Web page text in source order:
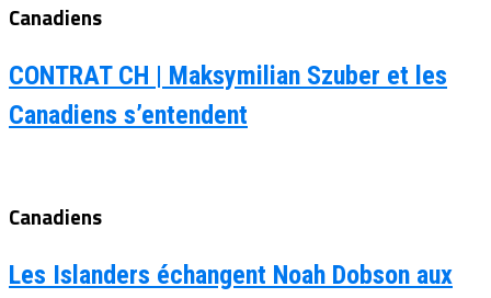
Canadiens
CONTRAT CH | Maksymilian Szuber et les
Canadiens s’entendent
Canadiens
Les Islanders échangent Noah Dobson aux